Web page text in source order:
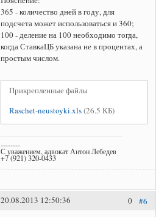
365 - количество дней в году, для
подсчета может использоваться и 360;
100 - деление на 100 необходимо тогда,
когда СтавкаЦБ указана не в процентах, а
простым числом.
Прикрепленные файлы
Raschet-neustoyki.xls(26.5 КБ)
--------
С уважением, адвокат Антон Лебедев
+7 (921) 320-0433
#6
0
20.08.2013 12:50:36